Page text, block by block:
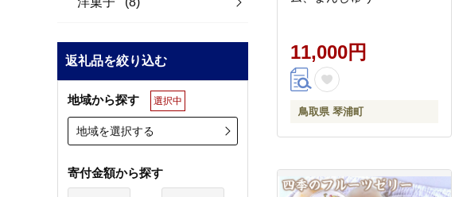
返礼品を絞り込む
地域から探す 選択中
地域を選択する
寄付金額から探す
11,000円
鳥取県 琴浦町